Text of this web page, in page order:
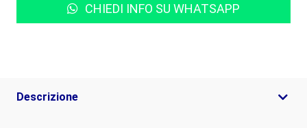
CHIEDI INFO SU WHATSAPP
Descrizione